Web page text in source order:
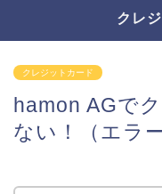
クレ
クレジットカード
hamon AGで
ない！（エラ